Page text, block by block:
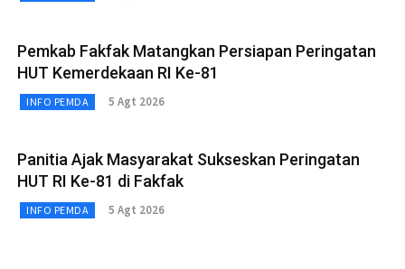
Pemkab Fakfak Matangkan Persiapan Peringatan
HUT Kemerdekaan RI Ke-81
INFO PEMDA 5 Agt 2026
Panitia Ajak Masyarakat Sukseskan Peringatan
HUT RI Ke-81 di Fakfak
INFO PEMDA 5 Agt 2026